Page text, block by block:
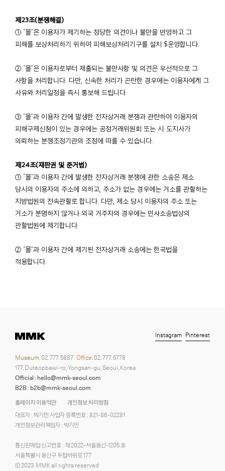
제23조(분쟁해결)
① “몰”은 이용자가 제기하는 정당한 의견이나 불만을 반영하고 그
피해를 보상처리하기 위하여 피해보상처리기구를 설치 $운영합니다.
② “몰”은 이용자로부터 제출되는 불만사항 및 의견은 우선적으로 그
사항을 처리합니다. 다만, 신속한 처리가 곤란한 경우에는 이용자에게 그
사유와 처리일정을 즉시 통보해 드립니다.
③ “몰”과 이용자 간에 발생한 전자상거래 분쟁과 관련하여 이용자의
피해구제신청이 있는 경우에는 공정거래위원회 또는 시·도지사가
의뢰하는 분쟁조정기관의 조정에 따를 수 있습니다.
제24조(재판권 및 준거법)
① “몰”과 이용자 간에 발생한 전자상거래 분쟁에 관한 소송은 제소
당시의 이용자의 주소에 의하고, 주소가 없는 경우에는 거소를 관할하는
지방법원의 전속관할로 합니다. 다만, 제소 당시 이용자의 주소 또는
거소가 분명하지 않거나 외국 거주자의 경우에는 민사소송법상의
관할법원에 제기합니다.
② “몰”과 이용자 간에 제기된 전자상거래 소송에는 한국법을
적용합니다.
홈페이지 이용약관
개인정보 처리방침
대표자 : 박기민 사업자 등록번호 : 821-86-02281
개인정보관리책임자 : 박기민
통신판매업 신고번호 : 제 2022-서울용산-1205 호
서울특별시 용산구 두텁바위로 177
ⓒ 2023. MMK all rights reserved
Museum.02. 777. 5887 Office.02. 777. 5778
177, Duteopbawi-ro, Yongsan-gu, Seoul, Korea
Official : hello@mmk-seoul.com
B2B : b2b@mmk-seoul.com
Instagram Pinterest